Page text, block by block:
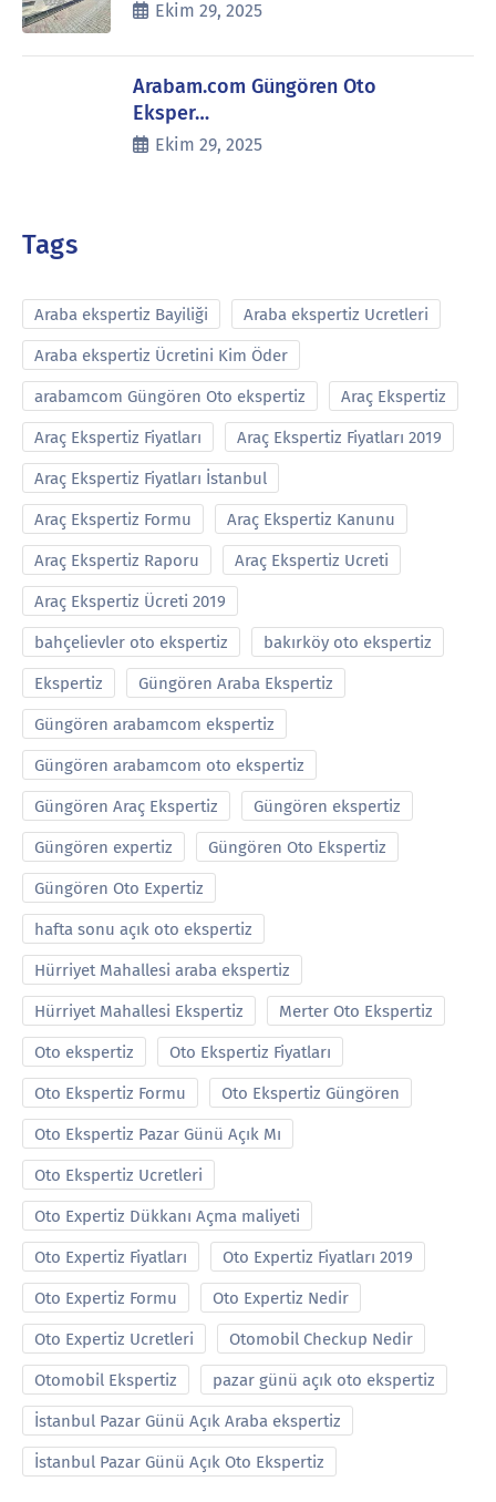
Ekim 29, 2025
Arabam.com Güngören Oto
Eksper…
Ekim 29, 2025
Tags
Araba ekspertiz Bayiliği Araba ekspertiz Ucretleri
Araba ekspertiz Ücretini Kim Öder
arabamcom Güngören Oto ekspertiz Araç Ekspertiz
Araç Ekspertiz Fiyatları Araç Ekspertiz Fiyatları 2019
Araç Ekspertiz Fiyatları İstanbul
Araç Ekspertiz Formu Araç Ekspertiz Kanunu
Araç Ekspertiz Raporu Araç Ekspertiz Ucreti
Araç Ekspertiz Ücreti 2019
bahçelievler oto ekspertiz bakırköy oto ekspertiz
Ekspertiz Güngören Araba Ekspertiz
Güngören arabamcom ekspertiz
Güngören arabamcom oto ekspertiz
Güngören Araç Ekspertiz Güngören ekspertiz
Güngören expertiz Güngören Oto Ekspertiz
Güngören Oto Expertiz
hafta sonu açık oto ekspertiz
Hürriyet Mahallesi araba ekspertiz
Hürriyet Mahallesi Ekspertiz Merter Oto Ekspertiz
Oto ekspertiz Oto Ekspertiz Fiyatları
Oto Ekspertiz Formu Oto Ekspertiz Güngören
Oto Ekspertiz Pazar Günü Açık Mı
Oto Ekspertiz Ucretleri
Oto Expertiz Dükkanı Açma maliyeti
Oto Expertiz Fiyatları Oto Expertiz Fiyatları 2019
Oto Expertiz Formu Oto Expertiz Nedir
Oto Expertiz Ucretleri Otomobil Checkup Nedir
Otomobil Ekspertiz pazar günü açık oto ekspertiz
İstanbul Pazar Günü Açık Araba ekspertiz
İstanbul Pazar Günü Açık Oto Ekspertiz